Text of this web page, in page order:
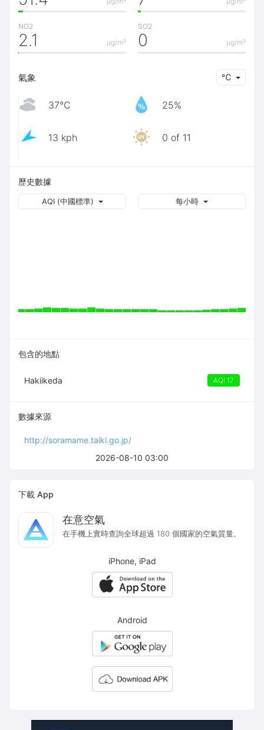
2026-08-10 03:00
NO2
μg/m³
2.1
SO2
μg/m³
0
氣象 ℃
37℃ 25%
13 kph 0 of 11
歷史數據
每小時
AQI (中國標準)
包含的地點
Hakiikeda AQI 17
數據來源
http://soramame.taiki.go.jp/
下載 App
在意空氣
在手機上實時查詢全球超過 180 個國家的空氣質量。
iPhone, iPad
Android